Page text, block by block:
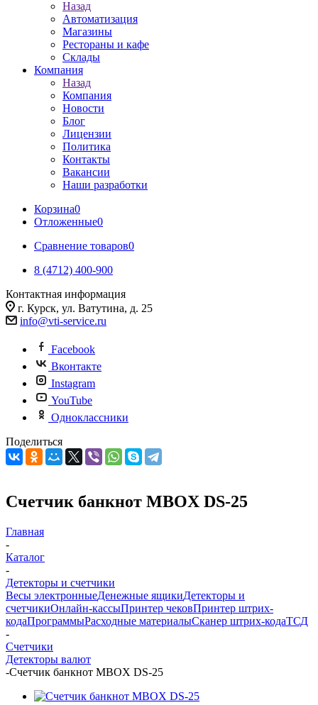
Назад
Автоматизация
Магазины
Рестораны и кафе
Склады
Компания
Назад
Компания
Новости
Блог
Лицензии
Политика
Контакты
Вакансии
Наши разработки
Корзина0
Отложенные0
Сравнение товаров0
8 (4712) 400-900
Контактная информация
г. Курск, ул. Ватутина, д. 25
info@vti-service.ru
Facebook
Вконтакте
Instagram
YouTube
Одноклассники
Поделиться
Счетчик банкнот MBOX DS-25
Главная
-
Каталог
-
Детекторы и счетчики
Весы электронныеДенежные ящикиДетекторы и
счетчикиОнлайн-кассыПринтер чековПринтер штрих-
кодаПрограммыРасходные материалыСканер штрих-кодаТСД
-
Счетчики
Детекторы валют
-Счетчик банкнот MBOX DS-25